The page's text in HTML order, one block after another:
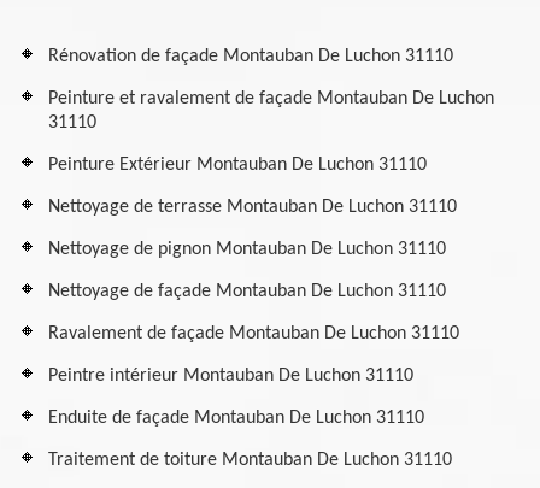
Rénovation de façade Montauban De Luchon 31110
Peinture et ravalement de façade Montauban De Luchon
31110
Peinture Extérieur Montauban De Luchon 31110
Nettoyage de terrasse Montauban De Luchon 31110
Nettoyage de pignon Montauban De Luchon 31110
Nettoyage de façade Montauban De Luchon 31110
Ravalement de façade Montauban De Luchon 31110
Peintre intérieur Montauban De Luchon 31110
Enduite de façade Montauban De Luchon 31110
Traitement de toiture Montauban De Luchon 31110